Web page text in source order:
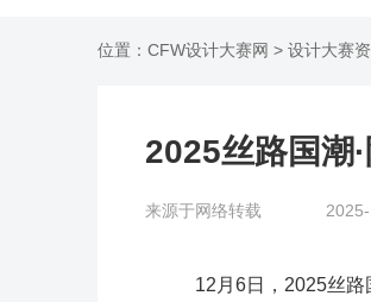
位置： CFW设计大赛网 > 设计大赛
2025丝路国潮
来源于网络转载
12月6日，2025丝路